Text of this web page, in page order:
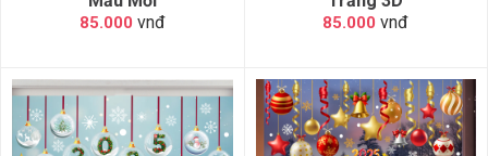
85.000 vnđ 85.000 vnđ